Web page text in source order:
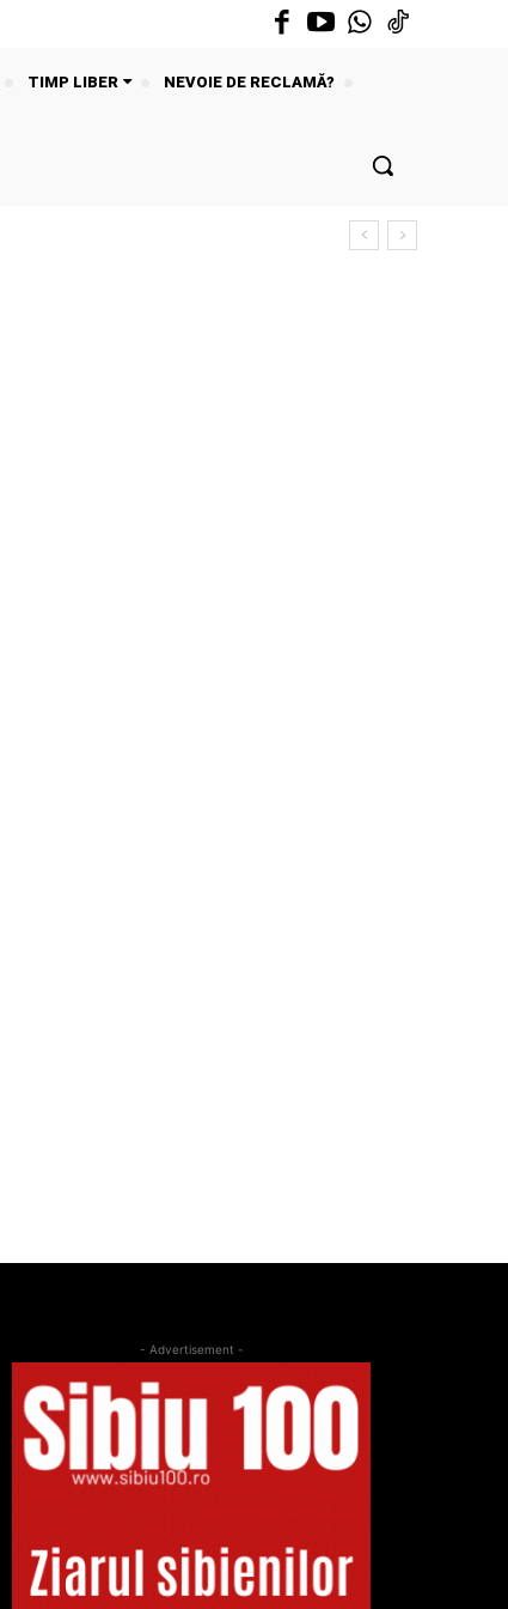
TIMP LIBER
NEVOIE DE RECLAMĂ?
- Advertisement -